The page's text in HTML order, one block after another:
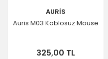
AURİS
Auris M03 Kablosuz Mouse
325,00 TL